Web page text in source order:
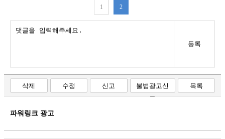
1 2
등록
삭제 수정 신고
불법광고신
고
목록
파워링크 광고